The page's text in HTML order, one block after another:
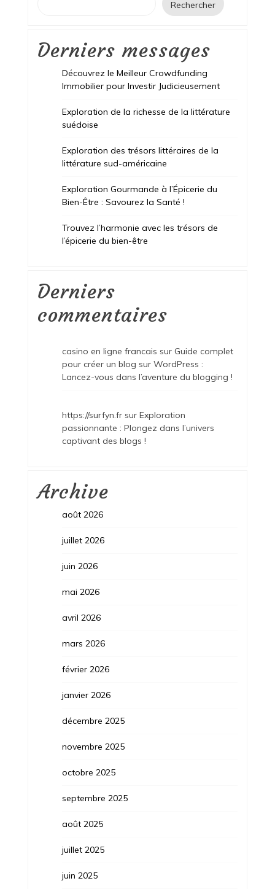
Rechercher
Derniers messages
Découvrez le Meilleur Crowdfunding
Immobilier pour Investir Judicieusement
Exploration de la richesse de la littérature
suédoise
Exploration des trésors littéraires de la
littérature sud-américaine
Exploration Gourmande à l’Épicerie du
Bien-Être : Savourez la Santé !
Trouvez l’harmonie avec les trésors de
l’épicerie du bien-être
Derniers
commentaires
casino en ligne francais sur Guide complet
pour créer un blog sur WordPress :
Lancez-vous dans l’aventure du blogging !
https://surfyn.frsur Exploration
passionnante : Plongez dans l’univers
captivant des blogs !
Archive
août 2026
juillet 2026
juin 2026
mai 2026
avril 2026
mars 2026
février 2026
janvier 2026
décembre 2025
novembre 2025
octobre 2025
septembre 2025
août 2025
juillet 2025
juin 2025